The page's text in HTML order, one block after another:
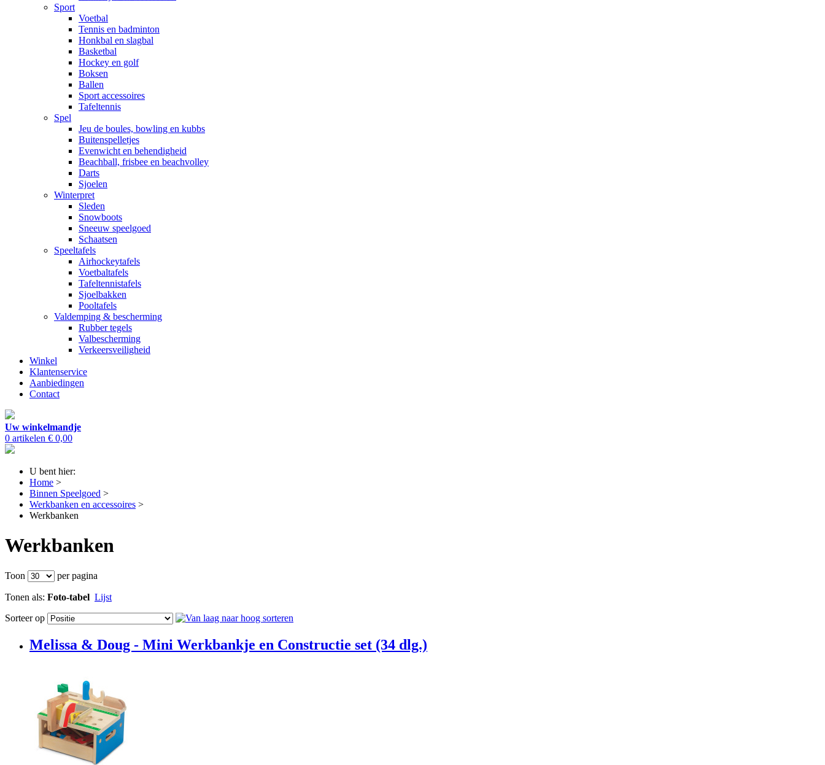
Sport
Voetbal
Tennis en badminton
Honkbal en slagbal
Basketbal
Hockey en golf
Boksen
Ballen
Sport accessoires
Tafeltennis
Spel
Jeu de boules, bowling en kubbs
Buitenspelletjes
Evenwicht en behendigheid
Beachball, frisbee en beachvolley
Darts
Sjoelen
Winterpret
Sleden
Snowboots
Sneeuw speelgoed
Schaatsen
Speeltafels
Airhockeytafels
Voetbaltafels
Tafeltennistafels
Sjoelbakken
Pooltafels
Valdemping & bescherming
Rubber tegels
Valbescherming
Verkeersveiligheid
Winkel
Klantenservice
Aanbiedingen
Contact
Uw winkelmandje
0 artikelen € 0,00
U bent hier:
Home >
Binnen Speelgoed >
Werkbanken en accessoires >
Werkbanken
Werkbanken
Toon per pagina
Tonen als: Foto-tabel Lijst
Sorteer op
Melissa & Doug - Mini Werkbankje en Constructie set (34 dlg.)